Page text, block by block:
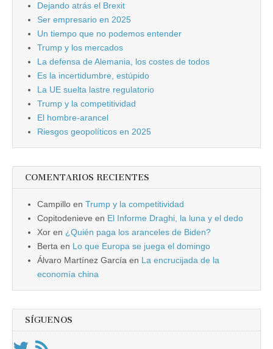
Dejando atrás el Brexit
Ser empresario en 2025
Un tiempo que no podemos entender
Trump y los mercados
La defensa de Alemania, los costes de todos
Es la incertidumbre, estúpido
La UE suelta lastre regulatorio
Trump y la competitividad
El hombre-arancel
Riesgos geopolíticos en 2025
COMENTARIOS RECIENTES
Campillo en Trump y la competitividad
Copitodenieve en El Informe Draghi, la luna y el dedo
Xor en ¿Quién paga los aranceles de Biden?
Berta en Lo que Europa se juega el domingo
Álvaro Martínez García en La encrucijada de la
economía china
SÍGUENOS